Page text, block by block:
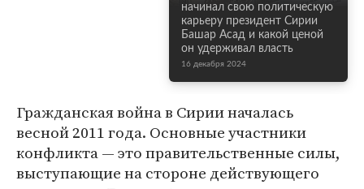
начинал свою политическую
карьеру президент Сирии
Башар Асад и какой ценой
он удерживал власть
16 декабря 2024
Гражданская война в Сирии началась
весной 2011 года. Основные участники
конфликта — это правительственные силы,
выступающие на стороне действующего